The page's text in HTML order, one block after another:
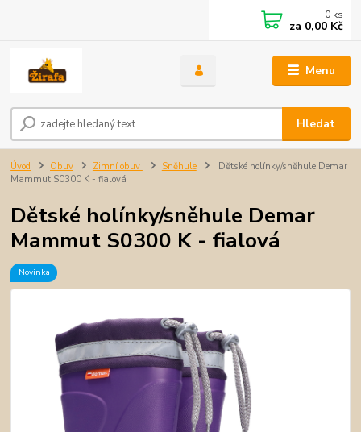
Menu
Hledat
0 ks
za 0,00 Kč
Úvod Obuv Zimní obuv Sněhule
Dětské holínky/sněhule Demar
Mammut S0300 K - fialová
Dětské holínky/sněhule Demar
Mammut S0300 K - fialová
Novinka